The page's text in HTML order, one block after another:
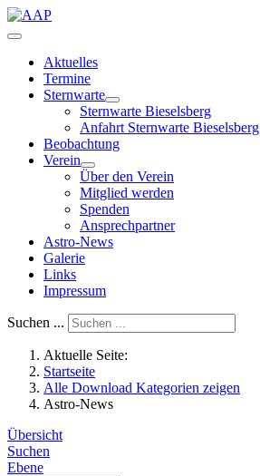
Aktuelles
Termine
Sternwarte
Sternwarte Bieselsberg
Anfahrt Sternwarte Bieselsberg
Beobachtung
Verein
Über den Verein
Mitglied werden
Spenden
Ansprechpartner
Astro-News
Galerie
Links
Impressum
Suchen ...
Aktuelle Seite:
Startseite
Alle Download Kategorien zeigen
Astro-News
Übersicht
Suchen
Ebene